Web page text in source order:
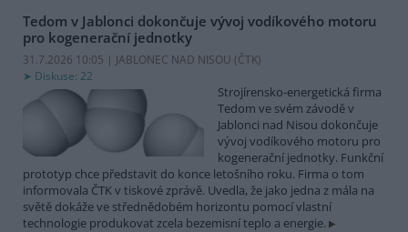
Tedom v Jablonci dokončuje vývoj vodíkového motoru
pro kogenerační jednotky
31.7.2026 10:05 | JABLONEC NAD NISOU (ČTK)
Diskuse: 22
Strojírensko-energetická firma
Tedom ve svém závodě v
Jablonci nad Nisou dokončuje
vývoj vodíkového motoru pro
kogenerační jednotky. Funkční
prototyp chce představit do konce letošního roku. Firma o tom
informovala ČTK v tiskové zprávě. Uvedla, že jako jedna z mála na
světě dokáže ve střednědobém horizontu pomocí vlastní
technologie produkovat zcela bezemisní teplo a energie.